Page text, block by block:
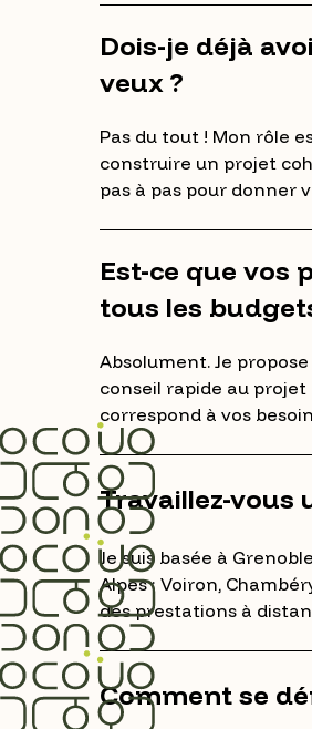
Dois-je déjà
veux ?
Pas du tout ! Mon rôle
construire un projet
pas à pas pour donner
Est-ce que vos
tous les
Absolument. Je
conseil rapide au
correspond à vos
Travaillez-vous
Je suis basée à
Alpes : Voiron,
des prestations à
Comment se